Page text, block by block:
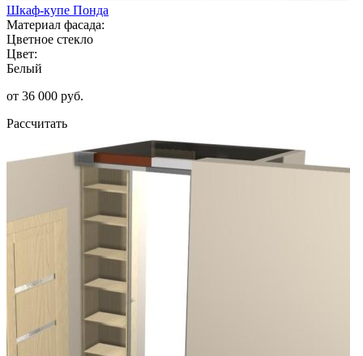
Шкаф-купе Понда
Материал фасада:
Цветное стекло
Цвет:
Белый
от 36 000 руб.
Рассчитать